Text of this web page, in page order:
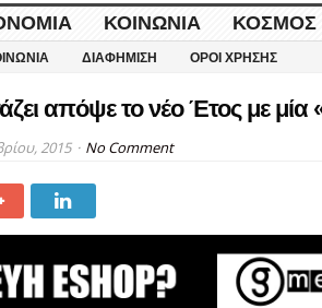
ΚΟΙΝΩΝΊΑ ΚΌΣΜΟΣ
ΔΙΑΦΉΜΙΣΗ ΌΡΟΙ ΧΡΉΣΗΣ
απόψε το νέο Έτος με μία
2015 No Comment